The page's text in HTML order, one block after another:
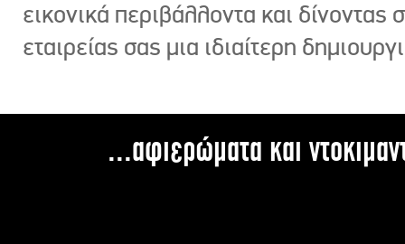
εικονικά περιβάλλοντα και δίνοντας
εταιρείας σας μια ιδιαίτερη
...αφιερώματα και